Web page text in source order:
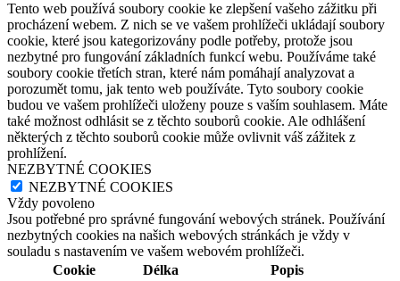
Tento web používá soubory cookie ke zlepšení vašeho zážitku při
procházení webem. Z nich se ve vašem prohlížeči ukládají soubory
cookie, které jsou kategorizovány podle potřeby, protože jsou
nezbytné pro fungování základních funkcí webu. Používáme také
soubory cookie třetích stran, které nám pomáhají analyzovat a
porozumět tomu, jak tento web používáte. Tyto soubory cookie
budou ve vašem prohlížeči uloženy pouze s vaším souhlasem. Máte
také možnost odhlásit se z těchto souborů cookie. Ale odhlášení
některých z těchto souborů cookie může ovlivnit váš zážitek z
prohlížení.
NEZBYTNÉ COOKIES
NEZBYTNÉ COOKIES
Vždy povoleno
Jsou potřebné pro správné fungování webových stránek. Používání
nezbytných cookies na našich webových stránkách je vždy v
souladu s nastavením ve vašem webovém prohlížeči.
Cookie
Délka Popis